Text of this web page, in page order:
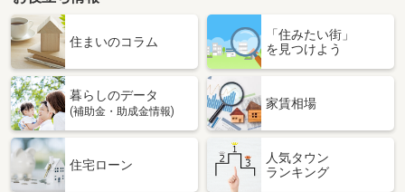
住まいのコラム
「住みたい街」
を見つけよう
暮らしのデータ
(補助金・助成金情報)
家賃相場
住宅ローン
人気タウン
ランキング